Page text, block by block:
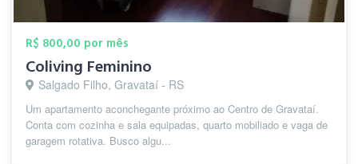
R$ 800,00 por mês
Coliving Feminino
Salgado Filho, Gravataí - RS
Um apartamento aconchegante próximo ao Centro de Gravataí.
Conta com cozinha e sala equipadas, quarto mobiliado e vaga de
garagem rotativa. Busco algu...